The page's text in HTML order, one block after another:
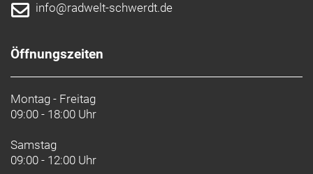
info@radwelt-schwerdt.de
Öffnungszeiten
Montag - Freitag
09:00 - 18:00 Uhr
Samstag
09:00 - 12:00 Uhr